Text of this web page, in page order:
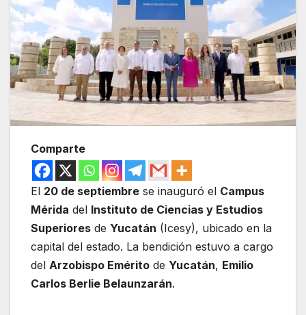
Comparte
El 20 de septiembre se inauguró el Campus
Mérida del Instituto de Ciencias y Estudios
Superiores de Yucatán (Icesy), ubicado en la
capital del estado. La bendición estuvo a cargo
del Arzobispo Emérito de Yucatán, Emilio
Carlos Berlie Belaunzarán.